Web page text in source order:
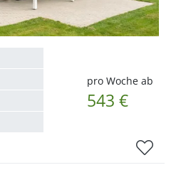
pro Woche ab
543 €